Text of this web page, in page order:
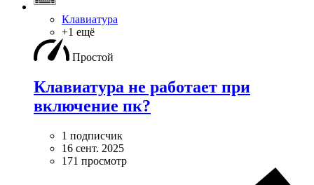
Клавиатура
+1 ещё
Простой
Клавиатура не работает при
включение пк?
1 подписчик
16 сент. 2025
171 просмотр